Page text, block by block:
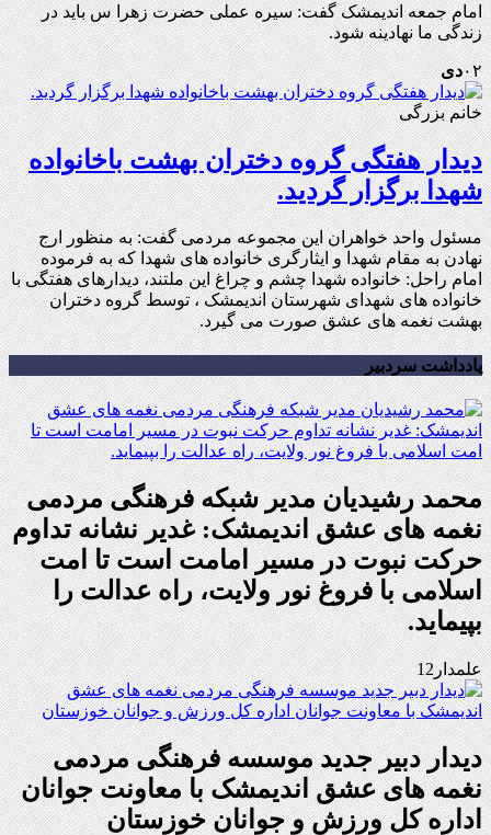
امام جمعه اندیمشک گفت: سیره عملی حضرت زهرا س باید در
زندگی ما نهادینه شود.
۰۲دی
خانم بزرگی
دیدار هفتگی گروه دختران بهشت باخانواده
شهدا برگزار گردید.
مسئول واحد خواهران این مجموعه مردمی گفت: به منظور ارج
نهادن به مقام شهدا و ایثارگری خانواده های شهدا که به فرموده
امام راحل: خانواده شهدا چشم و چراغ این ملتند، دیدارهای هفتگی با
خانواده های شهدای شهرستان اندیمشک ، توسط گروه دختران
بهشت نغمه های عشق صورت می گیرد.
یادداشت سردبیر
محمد رشیدیان مدیر شبکه فرهنگی مردمی
نغمه های عشق اندیمشک: غدیر نشانه تداوم
حرکت نبوت در مسیر امامت است تا امت
اسلامی با فروغ نور ولایت، راه عدالت را
بپیماید.
علمدار12
دیدار دبیر جدید موسسه فرهنگی مردمی
نغمه های عشق اندیمشک با معاونت جوانان
اداره کل ورزش و جوانان خوزستان